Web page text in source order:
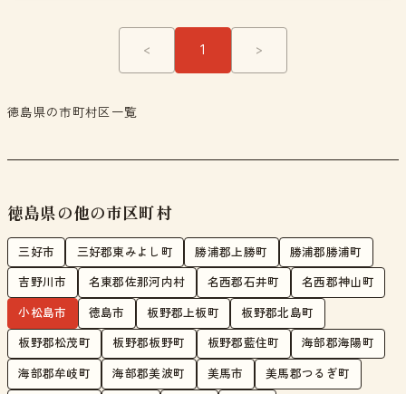
< 1 >
徳島県の市町村区一覧
徳島県の他の市区町村
三好市 三好郡東みよし町 勝浦郡上勝町 勝浦郡勝浦町
吉野川市 名東郡佐那河内村 名西郡石井町 名西郡神山町
小松島市 徳島市 板野郡上板町 板野郡北島町
板野郡松茂町 板野郡板野町 板野郡藍住町 海部郡海陽町
海部郡牟岐町 海部郡美波町 美馬市 美馬郡つるぎ町